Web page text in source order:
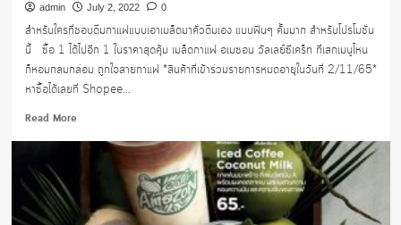
admin July 2, 2022 0
สำหรับใครที่ชอบดื่มกาแฟแบบเอาเมล็ดมาคั่วดื่มเอง แบบฟินๆ คั้มมาก สำหรับโปรโมชั่น
นี้ ซื้อ 1 ได้ไปอีก 1 ในราคาสุดคุ้ม เมล็ดกาแฟ อเมซอน วัลเลย์ซีเคร็ท ที่เสกเมนูไหน
ก็หอมกลมกล่อม ถูกใจสายกาแฟ *สินค้าที่เข้าร่วมรายการหมดอายุในวันที่ 2/11/65*
หาซื้อได้เลยที่ Shopee...
Read MoreRead
แท้
คั่ว